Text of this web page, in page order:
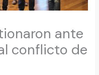
ante
conflicto de